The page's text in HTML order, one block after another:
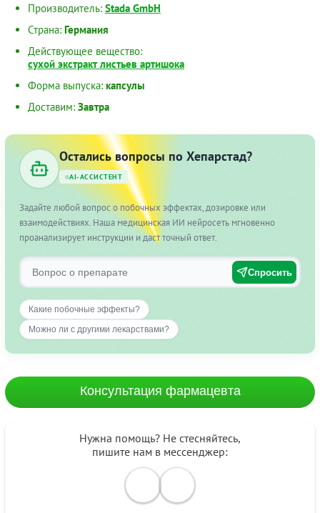
Производитель: Stada GmbH
Страна: Германия
Действующее вещество:
сухой экстракт листьев артишока
Форма выпуска: капсулы
Доставим: Завтра
Остались вопросы по Хепарстад?
AI-АССИСТЕНТ
Задайте любой вопрос о побочных эффектах, дозировке или
взаимодействиях. Наша медицинская ИИ нейросеть мгновенно
проанализирует инструкции и даст точный ответ.
Спросить
Какие побочные эффекты?
Можно ли с другими лекарствами?
Консультация фармацевта
Нужна помощь? Не стесняйтесь,
пишите нам в мессенджер: